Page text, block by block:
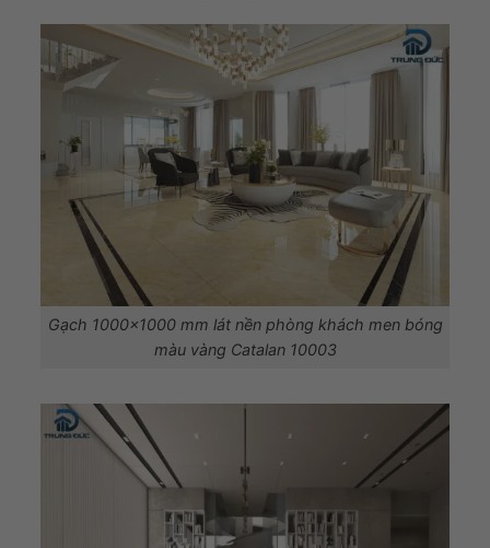
Gạch 1000×1000 mm lát nền phòng khách men bóng
màu vàng Catalan 10003